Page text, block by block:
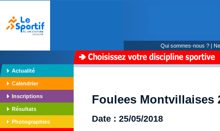
Qui sommes-nous ? |
Actualité
Calendrier
Inscriptions
Résultats
Photographies
Foulees Montvillaises
Date : 25/05/2018